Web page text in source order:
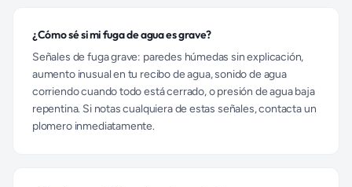
¿Cómo sé si mi fuga de agua es grave?
Señales de fuga grave: paredes húmedas sin explicación,
aumento inusual en tu recibo de agua, sonido de agua
corriendo cuando todo está cerrado, o presión de agua baja
repentina. Si notas cualquiera de estas señales, contacta un
plomero inmediatamente.